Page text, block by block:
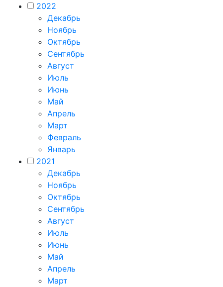
2022
Декабрь
Ноябрь
Октябрь
Сентябрь
Август
Июль
Июнь
Май
Апрель
Март
Февраль
Январь
2021
Декабрь
Ноябрь
Октябрь
Сентябрь
Август
Июль
Июнь
Май
Апрель
Март